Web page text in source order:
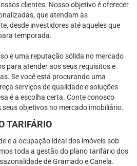
clientes. Nosso objetivo é oferecer
que atendam às
desde investidores até aqueles que
temporada.
e uma reputação sólida no mercado
para atender aos seus requisitos e
Se você está procurando uma
serviços de qualidade e soluções
é a escolha certa. Conte conosco
objetivos no mercado imobiliário.
TARIFÁRIO
e a ocupação ideal dos imóveis sob
toda a gestão do plano tarifário dos
de Gramado e Canela.